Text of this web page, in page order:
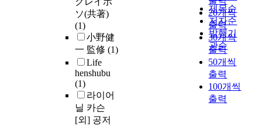
ソ(共著)
(1)
小野健
一 監修 (1)
Life
henshubu
(1)
라이어
닐 카슨
[외] 공저
제목순
저자순
발행기
관순
20개씩
출력
30개씩
출력
50개씩
출력
100개씩
출력